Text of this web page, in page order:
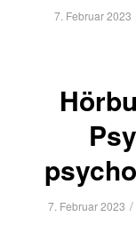
7. Februar 2023
7. Februar 2023 /